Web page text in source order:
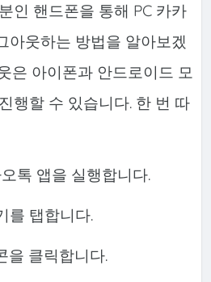
인 핸드폰을 통해 PC 카카
아웃하는 방법을 알아보겠
은 아이폰과 안드로이드 모
행할 수 있습니다. 한 번 따
톡 앱을 실행합니다.
를 탭합니다.
을 클릭합니다.